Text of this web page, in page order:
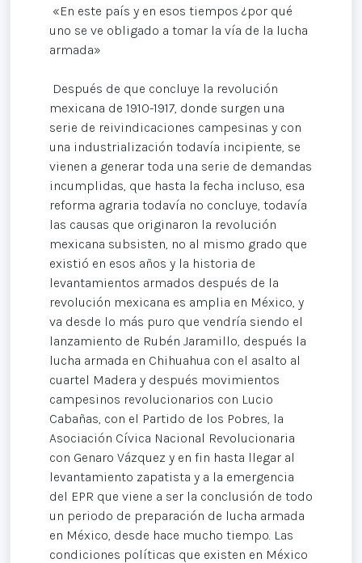
«En este país y en esos tiempos ¿por qué
uno se ve obligado a tomar la vía de la lucha
armada»
Después de que concluye la revolución
mexicana de 1910-1917, donde surgen una
serie de reivindicaciones campesinas y con
una industrialización todavía incipiente, se
vienen a generar toda una serie de demandas
incumplidas, que hasta la fecha incluso, esa
reforma agraria todavía no concluye, todavía
las causas que originaron la revolución
mexicana subsisten, no al mismo grado que
existió en esos años y la historia de
levantamientos armados después de la
revolución mexicana es amplia en México, y
va desde lo más puro que vendría siendo el
lanzamiento de Rubén Jaramillo, después la
lucha armada en Chihuahua con el asalto al
cuartel Madera y después movimientos
campesinos revolucionarios con Lucio
Cabañas, con el Partido de los Pobres, la
Asociación Cívica Nacional Revolucionaria
con Genaro Vázquez y en fin hasta llegar al
levantamiento zapatista y a la emergencia
del EPR que viene a ser la conclusión de todo
un periodo de preparación de lucha armada
en México, desde hace mucho tiempo. Las
condiciones políticas que existen en México